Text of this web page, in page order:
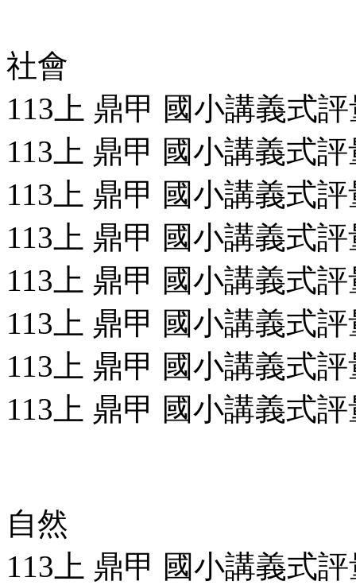
社會
113上 鼎甲 國小講義式
113上 鼎甲 國小講義式
113上 鼎甲 國小講義式
113上 鼎甲 國小講義式
113上 鼎甲 國小講義式
113上 鼎甲 國小講義式
113上 鼎甲 國小講義式
113上 鼎甲 國小講義式
自然
113上 鼎甲 國小講義式